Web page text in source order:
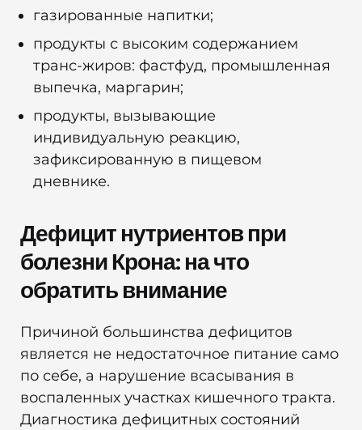
газированные напитки;
продукты с высоким содержанием
транс-жиров: фастфуд, промышленная
выпечка, маргарин;
продукты, вызывающие
индивидуальную реакцию,
зафиксированную в пищевом
дневнике.
Дефицит нутриентов при
болезни Крона: на что
обратить внимание
Причиной большинства дефицитов
является не недостаточное питание само
по себе, а нарушение всасывания в
воспаленных участках кишечного тракта.
Диагностика дефицитных состояний